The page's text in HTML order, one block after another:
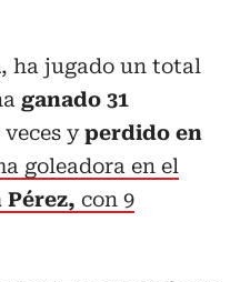
, ha jugado un total
ganado 31
yperdido en
goleadora en el
con 9